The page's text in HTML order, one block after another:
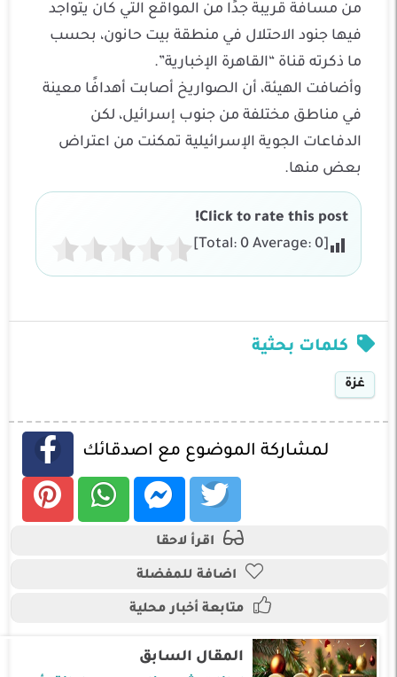
من مسافة قريبة جدًا من المواقع التي كان يتواجد
فيها جنود الاحتلال في منطقة بيت حانون، بحسب
ما ذكرته قناة “القاهرة الإخبارية”.
وأضافت الهيئة، أن الصواريخ أصابت أهدافًا معينة
في مناطق مختلفة من جنوب إسرائيل، لكن
الدفاعات الجوية الإسرائيلية تمكنت من اعتراض
بعض منها.
Click to rate this post!
[Total:
0Average: 0
]
كلمات بحثية
غزة
لمشاركة الموضوع مع اصدقائك
اقرأ لاحقا
اضافة للمفضلة
متابعة أخبار محلية
المقال السابق